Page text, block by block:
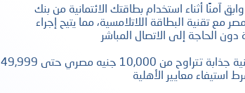
آمنًا أثناء استخدام بطاقتك الائتمانية من بنك
مع تقنية البطاقة اللاتلامسية، مما يتيح إجراء
الحاجة إلى الاتصال المباشر
حدود ائتمانية جذابة تتراوح من 10,000 جنيه مصري حتى 49,999
استيفاء معايير الأهلية